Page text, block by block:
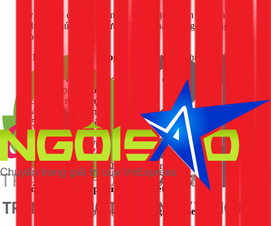
Đây là bước quan trọng nhất, quyết định ngôn ngữ mà loa sẽ
sử dụng. Chúng ta sẽ thực hiện việc này thông qua ứng dụng
Google.
Mở ứng dụng
Google
(có biểu tượng chữ G nhiều
Nhấn vào ảnh đại diện của bạn ở góc trên bên phải, sau
đó chọn
Cài đặt
Chọn mục
Trợ lý Google
Tìm và chọn mục
Ngôn ngữ(Languages).
Tại đây, bạn sẽ thấy danh sách các ngôn ngữ. Nhấn
vào ngôn ngữ hiện tại (thường là English) và chọn
Tiếng Việt (Việt Nam)
. Hãy đảm bảo Tiếng Việt nằm
ở vị trí đầu tiên để làm ngôn ngữ chính. Bạn có thể giữ
Tiếng Anh (English) làm ngôn ngữ phụ ở bên dưới.
Bước 3: Thiết lập lại và liên kết loa
Bây giờ, hãy quay lại ứng dụng Google Home